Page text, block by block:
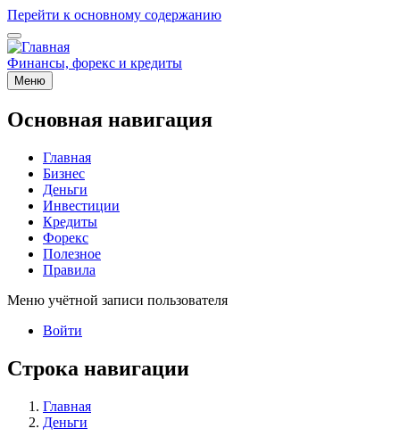
Перейти к основному содержанию
Финансы, форекс и кредиты
Меню
Основная навигация
Главная
Бизнес
Деньги
Инвестиции
Кредиты
Форекс
Полезное
Правила
Меню учётной записи пользователя
Войти
Строка навигации
Главная
Деньги